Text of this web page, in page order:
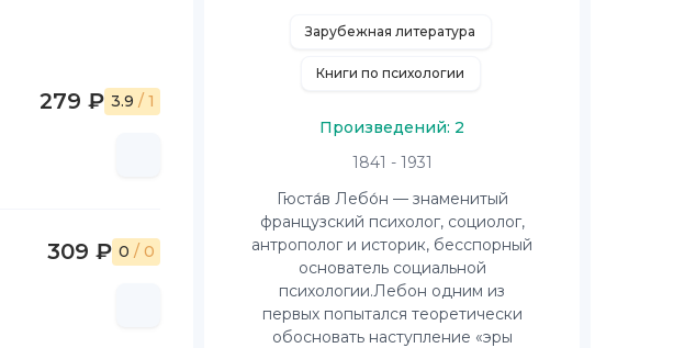
279 ₽ 3.9 / 1
309 ₽ 0 / 0
Зарубежная литература
Книги по психологии
Произведений: 2
1841 - 1931
Гюста́в Лебо́н — знаменитый
французский психолог, социолог,
антрополог и историк, бесспорный
основатель социальной
психологии.Лебон одним из
первых попытался теоретически
обосновать наступление «эры